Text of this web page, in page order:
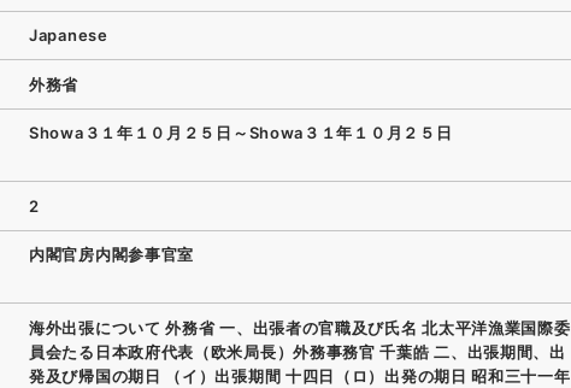
Japanese
外務省
Showa３１年１０月２５日～Showa３１年１０月２５日
2
内閣官房内閣参事官室
海外出張について 外務省 一、出張者の官職及び氏名 北太平洋漁業国際委
員会たる日本政府代表（欧米局長）外務事務官 千葉皓 二、出張期間、出
発及び帰国の期日 （イ）出張期間 十四日（ロ）出発の期日 昭和三十一年